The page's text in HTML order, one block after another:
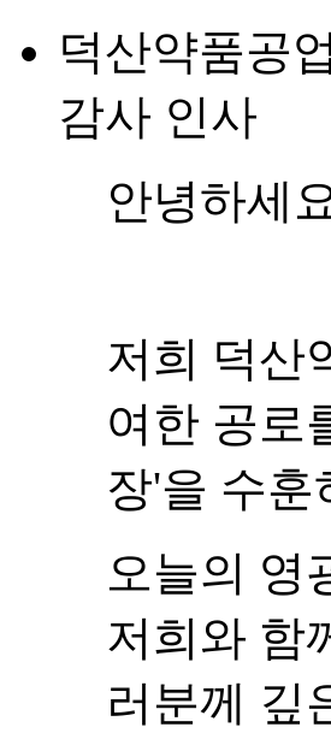
덕산약품공
감사 인사
안녕하세
저희 덕산
여한 공로
장'을 수훈
오늘의 영
저희와 함
러분께 깊